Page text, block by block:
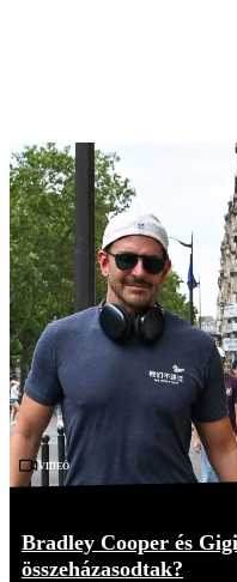
Videó
Bradley Cooper és
összeházasodtak?